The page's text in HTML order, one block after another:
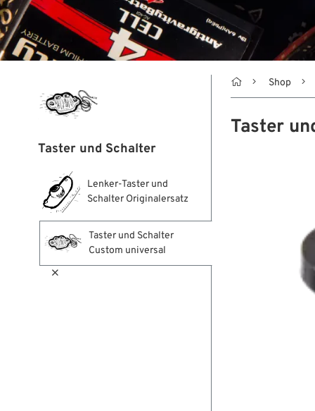
Taster und Schalter
Lenker-Taster und
Schalter Originalersatz
Taster und Schalter
Custom universal

 Shop
Taster